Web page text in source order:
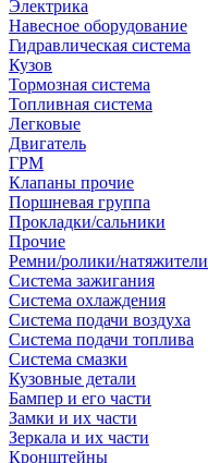
Электрика
Навесное оборудование
Гидравлическая система
Кузов
Тормозная система
Топливная система
Легковые
Двигатель
ГРМ
Клапаны прочие
Поршневая группа
Прокладки/сальники
Прочие
Ремни/ролики/натяжители
Система зажигания
Система охлаждения
Система подачи воздуха
Система подачи топлива
Система смазки
Кузовные детали
Бампер и его части
Замки и их части
Зеркала и их части
Кронштейны